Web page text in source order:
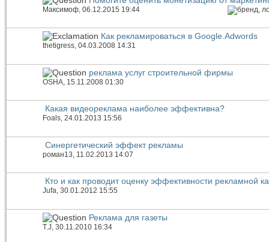
Максимоф , 06.12.2015 19:44
Как рекламироваться в Google.Adwords
thetigress, 04.03.2008 14:31
реклама услуг строительной фирмы
OSHA , 15.11.2008 01:30
Какая видеореклама наиболее эффективна?
Foals, 24.01.2013 15:56
Синергетический эффект рекламы
роман13 , 11.02.2013 14:07
Кто и как проводит оценку эффективности рекламной
Jufa, 30.01.2012 15:55
Реклама для газеты
T.J , 30.11.2010 16:34